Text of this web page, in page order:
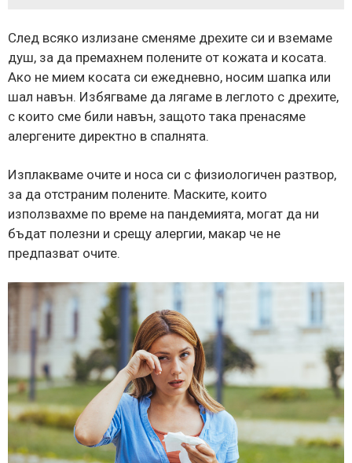
След всяко излизане сменяме дрехите си и вземаме
душ, за да премахнем полените от кожата и косата.
Ако не мием косата си ежедневно, носим шапка или
шал навън. Избягваме да лягаме в леглото с дрехите,
с които сме били навън, защото така пренасяме
алергените директно в спалнята.
Изплакваме очите и носа си с физиологичен разтвор,
за да отстраним полените. Маските, които
използвахме по време на пандемията, могат да ни
бъдат полезни и срещу алергии, макар че не
предпазват очите.